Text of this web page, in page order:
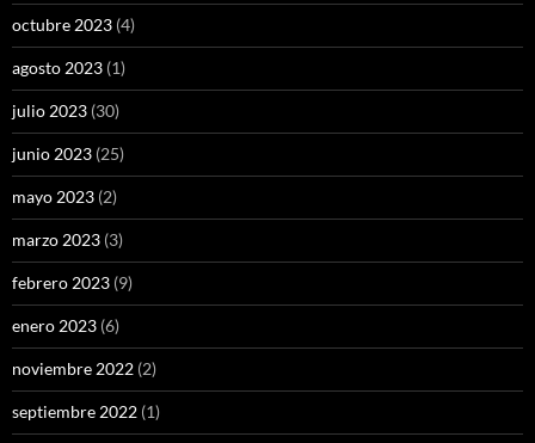
octubre 2023 (4)
agosto 2023 (1)
julio 2023 (30)
junio 2023 (25)
mayo 2023 (2)
marzo 2023 (3)
febrero 2023 (9)
enero 2023 (6)
noviembre 2022 (2)
septiembre 2022 (1)